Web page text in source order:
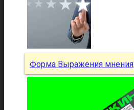
Форма Выражения мнения